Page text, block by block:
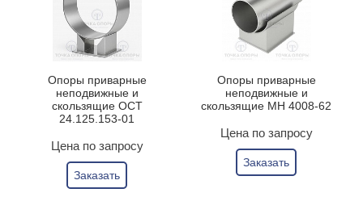
Опоры приварные
неподвижные и
скользящие ОСТ
24.125.153-01
Цена по запросу
Заказать
Опоры приварные
неподвижные и
скользящие МН 4008-62
Цена по запросу
Заказать